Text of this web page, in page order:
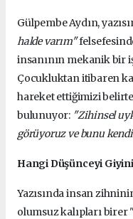
Gülpembe Aydın,
halde varım"
insanının mekanik bir
Çocukluktan itibaren
hareket ettiğimizi
bulunuyor: "Zihinsel
görüyoruz ve bunu
Hangi Düşünceyi
Yazısında insan
olumsuz kalıpları